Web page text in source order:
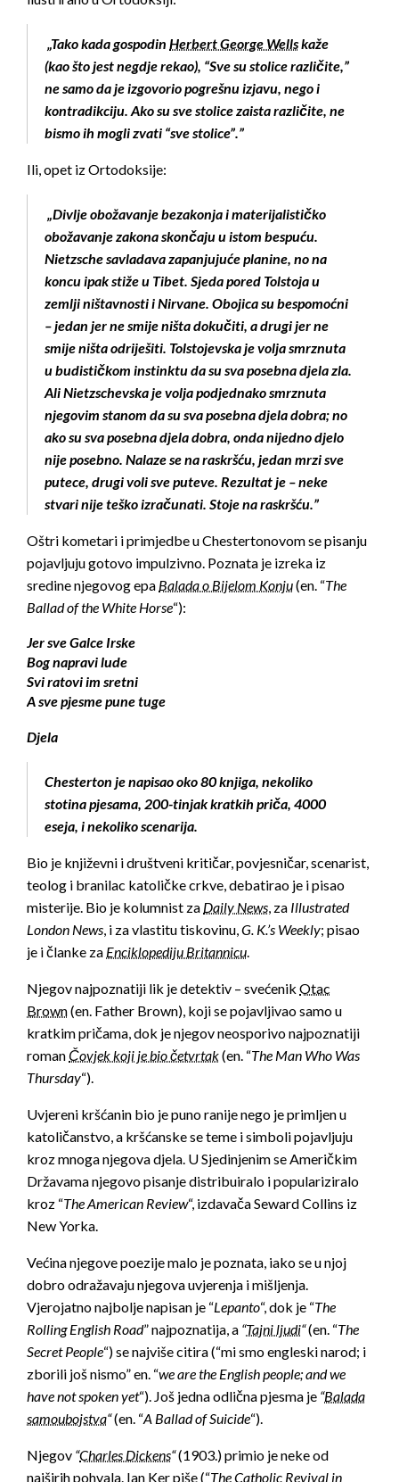
„Tako kada gospodin Herbert George Wellskaže
(kao što jest negdje rekao), “Sve su stolice različite,”
ne samo da je izgovorio pogrešnu izjavu, nego i
kontradikciju. Ako su sve stolice zaista različite, ne
bismo ih mogli zvati “sve stolice”.”
Ili, opet iz Ortodoksije:
„Divlje obožavanje bezakonja i materijalističko
obožavanje zakona skončaju u istom bespuću.
Nietzsche savladava zapanjujuće planine, no na
koncu ipak stiže u Tibet. Sjeda pored Tolstoja u
zemlji ništavnosti i Nirvane. Obojica su bespomoćni
– jedan jer ne smije ništa dokučiti, a drugi jer ne
smije ništa odriješiti. Tolstojevska je volja smrznuta
u budističkom instinktu da su sva posebna djela zla.
Ali Nietzschevska je volja podjednako smrznuta
njegovim stanom da su sva posebna djela dobra; no
ako su sva posebna djela dobra, onda nijedno djelo
nije posebno. Nalaze se na raskršću, jedan mrzi sve
putece, drugi voli sve puteve. Rezultat je – neke
stvari nije teško izračunati. Stoje na raskršću.”
Oštri kometari i primjedbe u Chestertonovom se pisanju
pojavljuju gotovo impulzivno. Poznata je izreka iz
sredine njegovog epa Balada o Bijelom Konju(en. “The
Ballad of the White Horse“):
Jer sve Galce Irske
Bog napravi lude
Svi ratovi im sretni
A sve pjesme pune tuge
Djela
Chesterton je napisao oko 80 knjiga, nekoliko
stotina pjesama, 200-tinjak kratkih priča, 4000
eseja, i nekoliko scenarija.
Bio je književni i društveni kritičar, povjesničar, scenarist,
teolog i branilac katoličke crkve, debatirao je i pisao
misterije. Bio je kolumnist za Daily News, za Illustrated
London News, i za vlastitu tiskovinu,G. K.’s Weekly; pisao
je i članke za Enciklopediju Britannicu.
Njegov najpoznatiji lik je detektiv – svećenik Otac
Brown(en. Father Brown), koji se pojavljivao samo u
kratkim pričama, dok je njegov neosporivo najpoznatiji
roman Čovjek koji je bio četvrtak(en. “The Man Who Was
Thursday“).
Uvjereni kršćanin bio je puno ranije nego je primljen u
katoličanstvo, a kršćanske se teme i simboli pojavljuju
kroz mnoga njegova djela. U Sjedinjenim se Američkim
Državama njegovo pisanje distribuiralo i populariziralo
kroz “The American Review“, izdavača Seward Collins iz
New Yorka.
Većina njegove poezije malo je poznata, iako se u njoj
dobro odražavaju njegova uvjerenja i mišljenja.
Vjerojatno najbolje napisan je “Lepanto“, dok je “The
Rolling English Road” najpoznatija, a “Tajni ljudi“(en. “The
Secret People“) se najviše citira (“mi smo engleski narod; i
zborili još nismo” en. “we are the English people; and we
have not spoken yet“). Još jedna odlična pjesma je “Balada
samoubojstva“(en. “A Ballad of Suicide“).
Njegov “Charles Dickens“(1903.) primio je neke od
najširih pohvala. Ian Ker piše (“The Catholic Revival in